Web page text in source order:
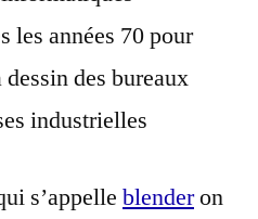
les années 70 pour
des bureaux
industrielles
s’appelle blenderon